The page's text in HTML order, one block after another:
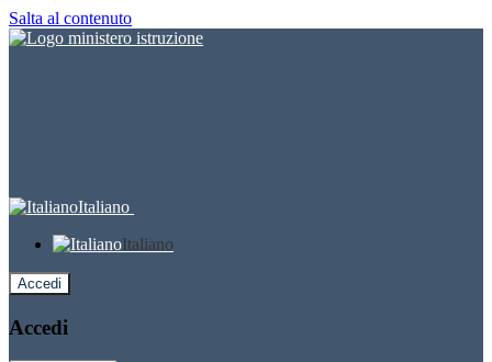
Salta al contenuto
Italiano
Italiano
Accedi
Accedi